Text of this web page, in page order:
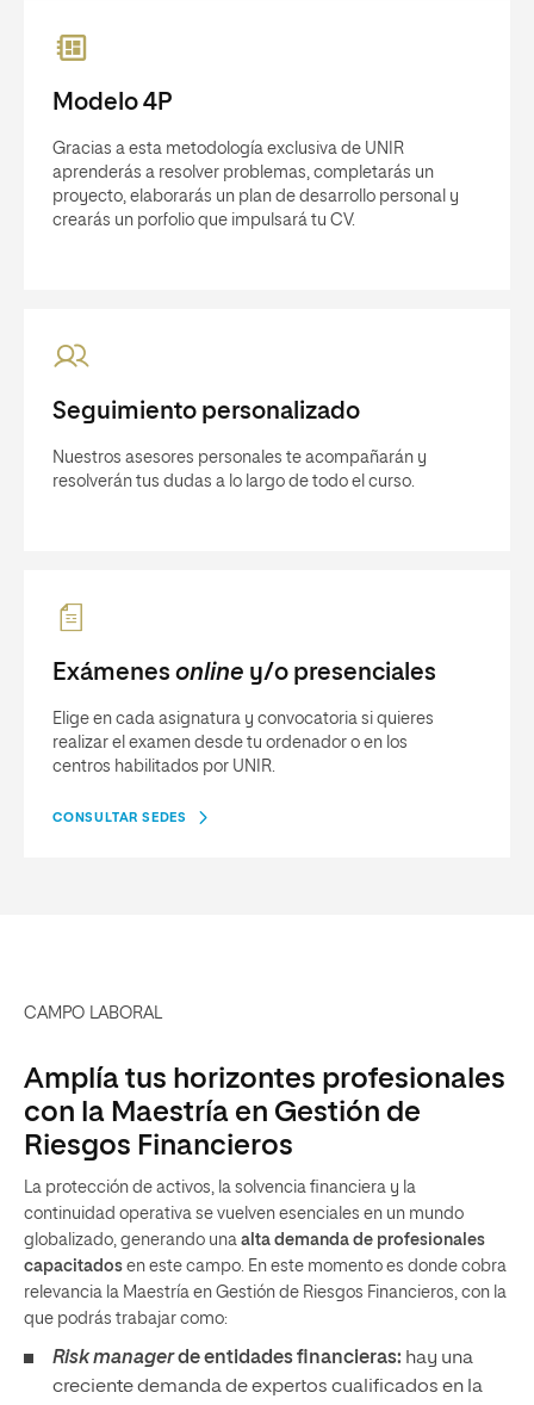
Modelo 4P
Gracias a esta metodología exclusiva de UNIR
aprenderás a resolver problemas, completarás un
proyecto, elaborarás un plan de desarrollo personal y
crearás un porfolio que impulsará tu CV.
Seguimiento personalizado
Nuestros asesores personales te acompañarán y
resolverán tus dudas a lo largo de todo el curso.
Exámenes online y/o presenciales
Elige en cada asignatura y convocatoria si quieres
realizar el examen desde tu ordenador o en los
centros habilitados por UNIR.
CONSULTAR SEDES
CAMPO LABORAL
Amplía tus horizontes profesionales
con la Maestría en Gestión de
Riesgos Financieros
La protección de activos, la solvencia financiera y la
continuidad operativa se vuelven esenciales en un mundo
globalizado, generando una alta demanda de profesionales
capacitados en este campo. En este momento es donde cobra
relevancia la Maestría en Gestión de Riesgos Financieros, con la
que podrás trabajar como:
Risk managerde entidades financieras: hay una
creciente demanda de expertos cualificados en la